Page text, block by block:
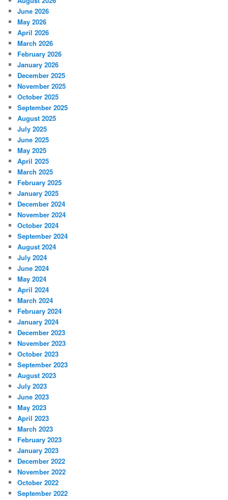
June 2026
May 2026
April 2026
March 2026
February 2026
January 2026
December 2025
November 2025
October 2025
September 2025
August 2025
July 2025
June 2025
May 2025
April 2025
March 2025
February 2025
January 2025
December 2024
November 2024
October 2024
September 2024
August 2024
July 2024
June 2024
May 2024
April 2024
March 2024
February 2024
January 2024
December 2023
November 2023
October 2023
September 2023
August 2023
July 2023
June 2023
May 2023
April 2023
March 2023
February 2023
January 2023
December 2022
November 2022
October 2022
September 2022